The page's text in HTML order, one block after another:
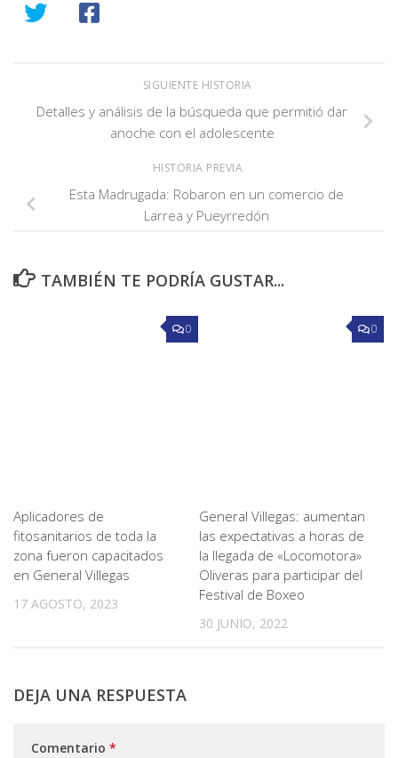
SIGUIENTE HISTORIA
Detalles y análisis de la búsqueda que permitió dar
anoche con el adolescente
HISTORIA PREVIA
Esta Madrugada: Robaron en un comercio de
Larrea y Pueyrredón
TAMBIÉN TE PODRÍA GUSTAR...
0
Aplicadores de
fitosanitarios de toda la
zona fueron capacitados
en General Villegas
17 AGOSTO, 2023
0
General Villegas: aumentan
las expectativas a horas de
la llegada de «Locomotora»
Oliveras para participar del
Festival de Boxeo
30 JUNIO, 2022
DEJA UNA RESPUESTA
Comentario *